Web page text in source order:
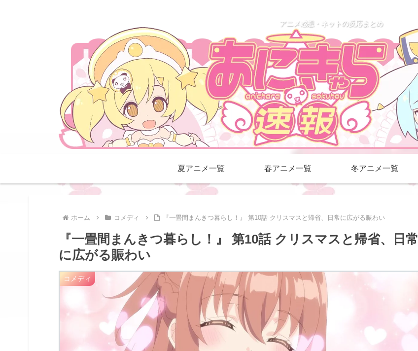
アニメ感想・ネットの反応まとめ
夏アニメ一覧 春アニメ一覧 冬アニメ一覧
ホーム コメディ 『一畳間まんきつ暮らし！』 第10話 クリスマスと帰省、日常に広がる賑わい
『一畳間まんきつ暮らし！』 第10話 クリスマスと帰省、日常
に広がる賑わい
コメディ